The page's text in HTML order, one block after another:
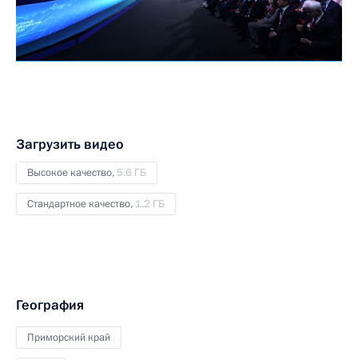
Загрузить видео
Высокое качество, 5.6 ГБ
Стандартное качество, 1.2 ГБ
География
Приморский край